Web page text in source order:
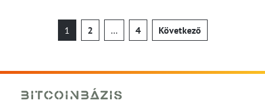
Bejegyzések
lapozása
1 2 … 4 Következő